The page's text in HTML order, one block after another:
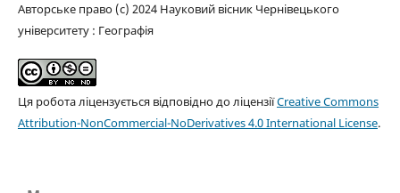
Авторське право (c) 2024 Науковий вісник Чернівецького
університету : Географія
Ця робота ліцензується відповідно до ліцензіїCreative Commons
Attribution-NonCommercial-NoDerivatives 4.0 International License.